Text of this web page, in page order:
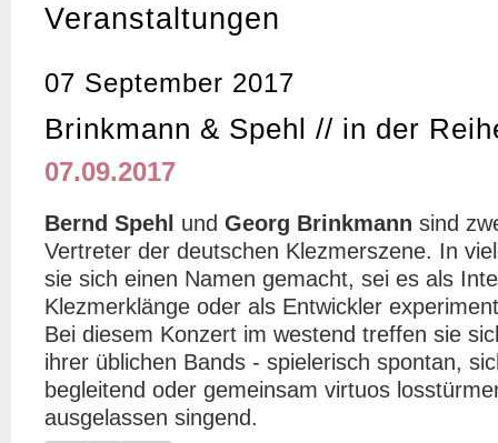
Veranstaltungen
07 September 2017
Brinkmann & Spehl // in der
07.09.2017
Bernd Spehl und Georg Brinkmann sind
Vertreter der deutschen Klezmerszene. In
sie sich einen Namen gemacht, sei es als
Klezmerklänge oder als Entwickler
Bei diesem Konzert im westend treffen sie
ihrer üblichen Bands - spielerisch spontan,
begleitend oder gemeinsam virtuos
ausgelassen singend.